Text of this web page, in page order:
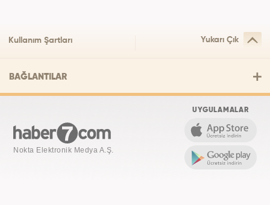
Kullanım Şartları Yukarı Çık
BAĞLANTILAR
Nokta Elektronik Medya A.Ş.
UYGULAMALAR